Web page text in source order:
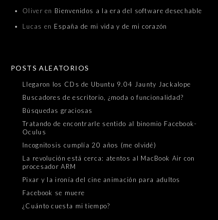
Oliver en Bienvenidos a la era del software desechable
Lucas en España de mi vida y de mi corazón
POSTS ALEATORIOS
Llegaron los CDs de Ubuntu 9.04 Jaunty Jackalope
Buscadores de escritorio, ¿moda o funcionalidad?
Búsquedas graciosas
Tratando de encontrarle sentido al binomio Facebook-
Oculus
Incognitosis cumplía 20 años (me olvidé)
La revolución está cerca: atentos al MacBook Air con
procesador ARM
Pixar y la ironía del cine animación para adultos
Facebook se muere
¿Cuánto cuesta mi tiempo?